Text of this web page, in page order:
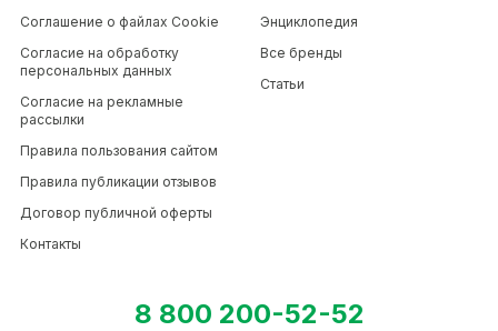
Соглашение о файлах Cookie
Согласие на обработку
персональных данных
Согласие на рекламные
рассылки
Правила пользования сайтом
Правила публикации отзывов
Договор публичной оферты
Контакты
Энциклопедия
Все бренды
Статьи
8 800 200-52-52